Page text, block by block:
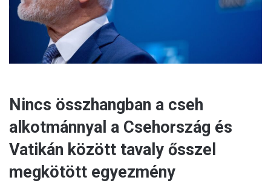
Nincs összhangban a cseh
alkotmánnyal a Csehország és
Vatikán között tavaly ősszel
megkötött egyezmény